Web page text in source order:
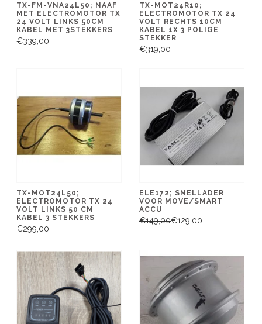
TX-FM-VNA24L50; NAAF
MET ELECTROMOTOR TX
24 VOLT LINKS 50CM
KABEL MET 3STEKKERS
€339,00
TX-MOT24R10;
ELECTROMOTOR TX 24
VOLT RECHTS 10CM
KABEL 1X 3 POLIGE
STEKKER
€319,00
TX-MOT24L50;
ELECTROMOTOR TX 24
VOLT LINKS 50 CM
KABEL 3 STEKKERS
€299,00
ELE172; SNELLADER
VOOR MOVE/SMART
ACCU
€149,00€129,00